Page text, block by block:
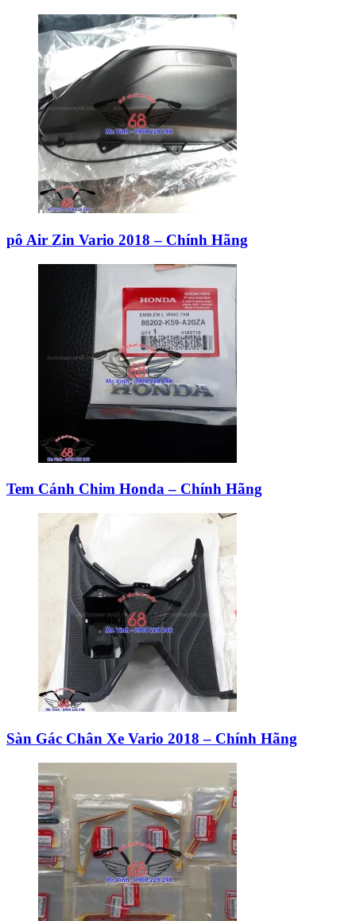
pô Air Zin Vario 2018 – Chính Hãng
Tem Cánh Chim Honda – Chính Hãng
Sàn Gác Chân Xe Vario 2018 – Chính Hãng